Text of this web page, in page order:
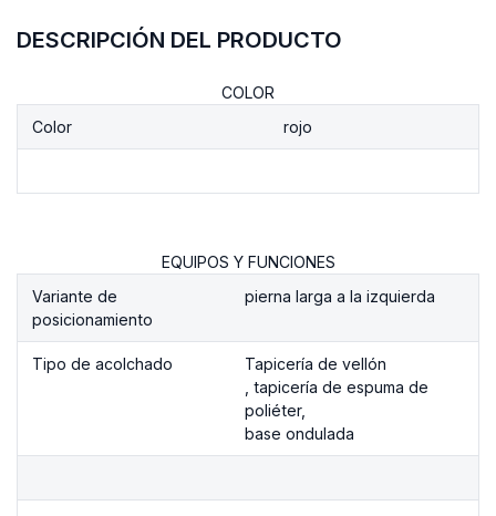
DESCRIPCIÓN DEL PRODUCTO
COLOR
Color
rojo
EQUIPOS Y FUNCIONES
Variante de
posicionamiento
pierna larga a la izquierda
Tipo de acolchado
Tapicería de vellón
, tapicería de espuma de
poliéter,
base ondulada